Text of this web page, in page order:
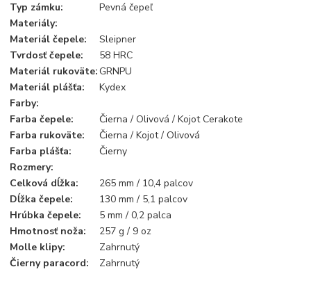
Typ zámku:
Pevná čepeľ
Materiály:
Materiál čepele:
Sleipner
Tvrdosť čepele:
58 HRC
Materiál rukoväte: GRNPU
Materiál plášťa:
Kydex
Farby:
Farba čepele:
Čierna / Olivová / Kojot Cerakote
Farba rukoväte:
Čierna / Kojot / Olivová
Farba plášťa:
Čierny
Rozmery:
Celková dĺžka:
265 mm / 10,4 palcov
Dĺžka čepele:
130 mm / 5,1 palcov
Hrúbka čepele:
5 mm / 0,2 palca
Hmotnosť noža:
257 g / 9 oz
Molle klipy:
Zahrnutý
Čierny paracord: Zahrnutý